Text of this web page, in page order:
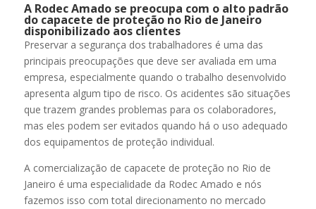
A Rodec Amado se preocupa com o alto padrão
do capacete de proteção no Rio de Janeiro
disponibilizado aos clientes
Preservar a segurança dos trabalhadores é uma das
principais preocupações que deve ser avaliada em uma
empresa, especialmente quando o trabalho desenvolvido
apresenta algum tipo de risco. Os acidentes são situações
que trazem grandes problemas para os colaboradores,
mas eles podem ser evitados quando há o uso adequado
dos equipamentos de proteção individual.
A comercialização de capacete de proteção no Rio de
Janeiro é uma especialidade da Rodec Amado e nós
fazemos isso com total direcionamento no mercado